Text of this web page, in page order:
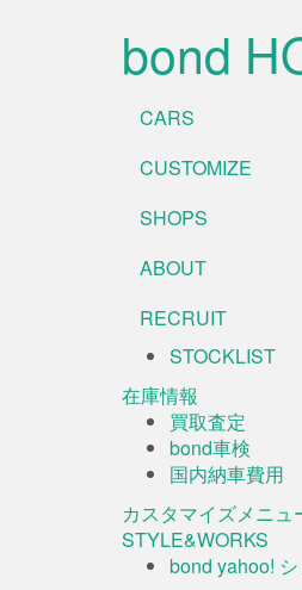
bond
CARS
CUSTOMIZE
SHOPS
ABOUT
RECRUIT
STOCKLIST
在庫情報
買取査定
bond車検
国内納車費用
カスタマイズメニュ
STYLE&WORKS
bond yahoo!